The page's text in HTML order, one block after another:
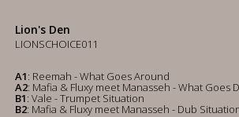
Lion's Den
LIONSCHOICE011
A1: Reemah - What Goes Around
A2: Mafia & Fluxy meet Manasseh - What Goes
B1: Vale - Trumpet Situation
B2: Mafia & Fluxy meet Manasseh - Dub